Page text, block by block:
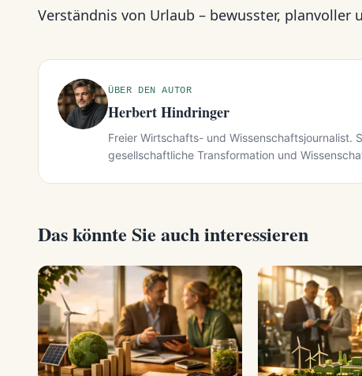
Verständnis von Urlaub – bewusster, planvoller
ÜBER DEN AUTOR
Herbert Hindringer
Freier Wirtschafts- und
gesellschaftliche Transformation und
Das könnte Sie auch interessieren